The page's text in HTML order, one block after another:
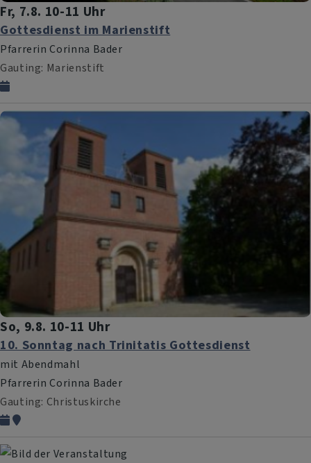
Fr, 7.8. 10-11 Uhr
Gottesdienst im Marienstift
Pfarrerin Corinna Bader
Gauting Marienstift
So, 9.8. 10-11 Uhr
10. Sonntag nach Trinitatis Gottesdienst
mit Abendmahl
Pfarrerin Corinna Bader
Gauting Christuskirche